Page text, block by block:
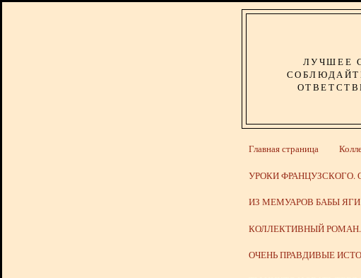
ЛУЧШЕЕ
Главная страница
УРОКИ ФРАНЦУЗСКОГО.
ИЗ МЕМУАРОВ БАБЫ
КОЛЛЕКТИВНЫЙ
ОЧЕНЬ ПРАВДИВЫЕ